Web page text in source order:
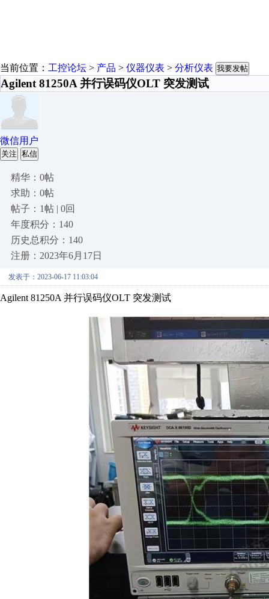
当前位置： 工控论坛 > 产品 > 仪器仪表 > 分析仪表 我要发帖
Agilent 81250A 并行误码仪OLT 突发测试
微信用户
关注 私信
精华：0帖
求助：0帖
帖子：1帖 | 0回
年度积分：140
历史总积分：140
注册：2023年6月17日
发表于：2023-06-17 11:03:04
Agilent 81250A 并行误码仪OLT 突发测试